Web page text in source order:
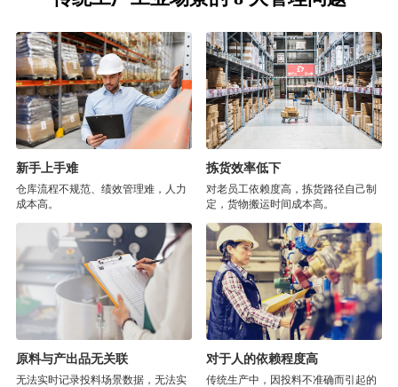
新手上手难
仓库流程不规范、绩效管理难，人力
成本高。
拣货效率低下
对老员工依赖度高，拣货路径自己制
定，货物搬运时间成本高。
原料与产出品无关联
无法实时记录投料场景数据，无法实
对于人的依赖程度高
传统生产中，因投料不准确而引起的